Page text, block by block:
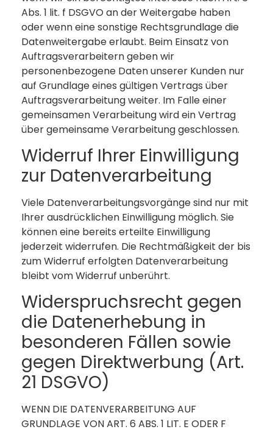
Abs. 1 lit. f DSGVO an der Weitergabe haben
oder wenn eine sonstige Rechtsgrundlage die
Datenweitergabe erlaubt. Beim Einsatz von
Auftragsverarbeitern geben wir
personenbezogene Daten unserer Kunden nur
auf Grundlage eines gültigen Vertrags über
Auftragsverarbeitung weiter. Im Falle einer
gemeinsamen Verarbeitung wird ein Vertrag
über gemeinsame Verarbeitung geschlossen.
Widerruf Ihrer Einwilligung
zur Datenverarbeitung
Viele Datenverarbeitungsvorgänge sind nur mit
Ihrer ausdrücklichen Einwilligung möglich. Sie
können eine bereits erteilte Einwilligung
jederzeit widerrufen. Die Rechtmäßigkeit der bis
zum Widerruf erfolgten Datenverarbeitung
bleibt vom Widerruf unberührt.
Widerspruchsrecht gegen
die Datenerhebung in
besonderen Fällen sowie
gegen Direktwerbung (Art.
21 DSGVO)
WENN DIE DATENVERARBEITUNG AUF
GRUNDLAGE VON ART. 6 ABS. 1 LIT. E ODER F